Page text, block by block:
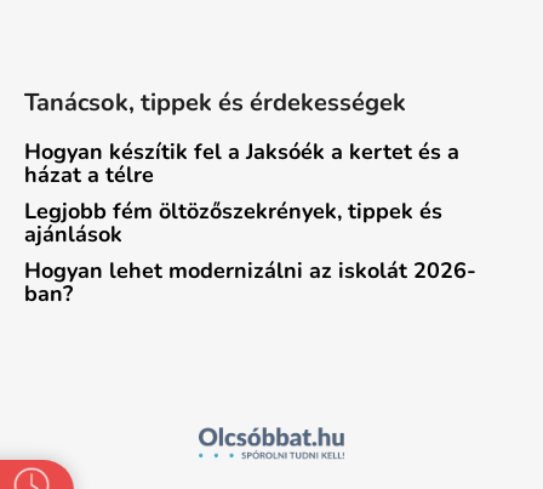
Tanácsok, tippek és érdekességek
Hogyan készítik fel a Jaksóék a kertet és a
házat a télre
Legjobb fém öltözőszekrények, tippek és
ajánlások
Hogyan lehet modernizálni az iskolát 2026-
ban?